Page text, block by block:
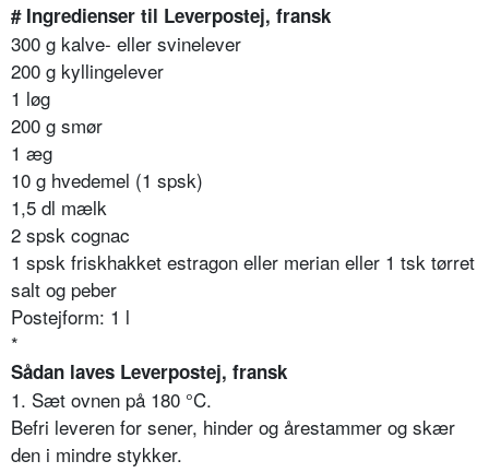
# Ingredienser til Leverpostej, fransk
300 g kalve- eller svinelever
200 g kyllingelever
1 løg
200 g smør
1 æg
10 g hvedemel (1 spsk)
1,5 dl mælk
2 spsk cognac
1 spsk friskhakket estragon eller merian eller 1 tsk tørret
salt og peber
Postejform: 1 l
*
Sådan laves Leverpostej, fransk
1. Sæt ovnen på 180 °C.
Befri leveren for sener, hinder og årestammer og skær
den i mindre stykker.